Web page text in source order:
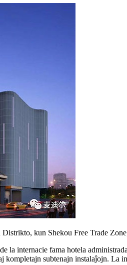
kun Shekou Free Trade
la internacie fama hotela
subtenajn instalaĵojn.